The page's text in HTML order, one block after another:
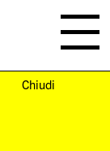
Chiudi